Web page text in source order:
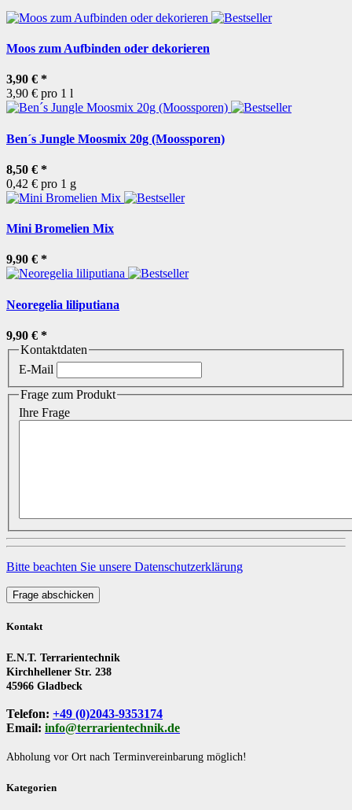
Moos zum Aufbinden oder dekorieren
3,90 € *
3,90 € pro 1 l
Ben´s Jungle Moosmix 20g (Moossporen)
8,50 € *
0,42 € pro 1 g
Mini Bromelien Mix
9,90 € *
Neoregelia liliputiana
9,90 € *
Kontaktdaten
E-Mail
Frage zum Produkt
Ihre Frage
Bitte beachten Sie unsere Datenschutzerklärung
Frage abschicken
Kontakt
E.N.T. Terrarientechnik
Kirchhellener Str. 238
45966 Gladbeck
Telefon: +49 (0)2043-9353174
Email: info@terrarientechnik.de
Abholung vor Ort nach Terminvereinbarung möglich!
Kategorien